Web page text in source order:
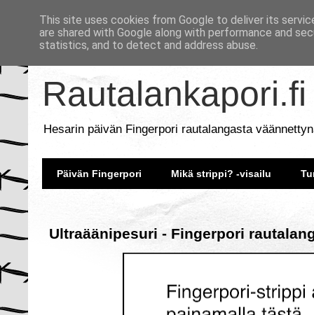
Rautalankapori.fi
Hesarin päivän Fingerpori rautalangasta
Päivän Fingerpori Mikä strippi? -visailu
Ultraäänipesuri - Fingerpori
This site uses cookies from Google to deliver its
are shared with Google along with performance and
statistics, and to detect and address abuse.